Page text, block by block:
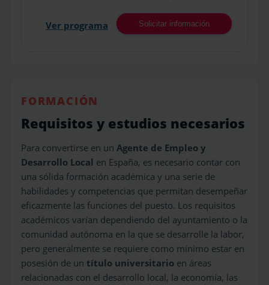
Ver programa Solicitar información
FORMACIÓN
Requisitos y estudios necesarios
Para convertirse en un Agente de Empleo y
Desarrollo Local en España, es necesario contar con
una sólida formación académica y una serie de
habilidades y competencias que permitan desempeñar
eficazmente las funciones del puesto. Los requisitos
académicos varían dependiendo del ayuntamiento o la
comunidad autónoma en la que se desarrolle la labor,
pero generalmente se requiere como mínimo estar en
posesión de un título universitario en áreas
relacionadas con el desarrollo local, la economía, las